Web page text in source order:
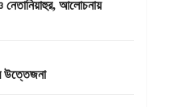
নেতানিয়াহুর, আলোচনায়
উত্তেজনা